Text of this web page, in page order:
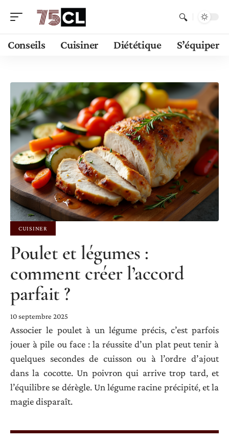
Conseils Cuisiner Diététique S’équiper
CUISINER
Poulet et légumes :
comment créer l’accord
parfait ?
10 septembre 2025
Associer le poulet à un légume précis, c’est parfois
jouer à pile ou face : la réussite d’un plat peut tenir à
quelques secondes de cuisson ou à l’ordre d’ajout
dans la cocotte. Un poivron qui arrive trop tard, et
l’équilibre se dérègle. Un légume racine précipité, et la
magie disparaît.